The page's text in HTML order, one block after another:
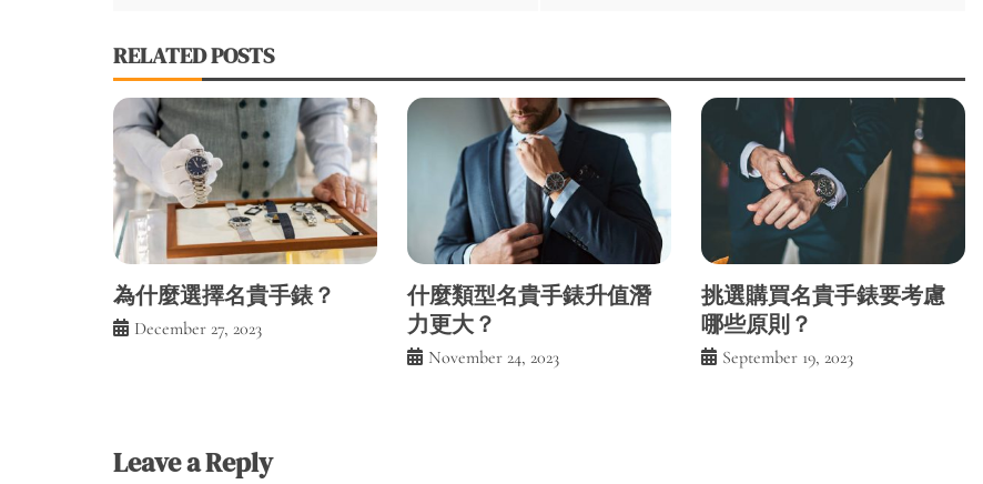
RELATED POSTS
為什麼選擇名貴手錶？
December 27, 2023
什麼類型名貴手錶升值潛
力更大？
November 24, 2023
挑選購買名貴手錶要考慮
哪些原則？
September 19, 2023
Leave a Reply